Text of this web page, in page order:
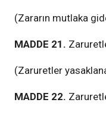
(Zararın mutlaka
MADDE 21.
(Zaruretler
MADDE 22.